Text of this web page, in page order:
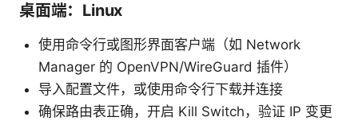
桌面端：Linux
使用命令行或图形界面客户端（如 Network
Manager 的 OpenVPN/WireGuard 插件）
导入配置文件，或使用命令行下载并连接
确保路由表正确，开启 Kill Switch，验证 IP 变更